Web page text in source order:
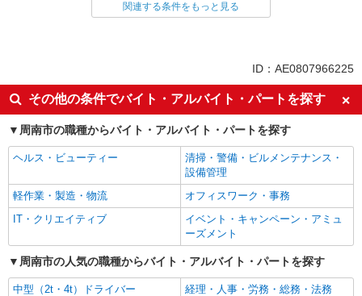
英語が活かせる
ボーナス・賞与あり
日払い
車通勤OK
交通費支給
社会保険あり
社員登用あり
関連する条件をもっと見る
ID：AE0807966225
その他の条件でバイト・アルバイト・パートを探す
周南市の職種からバイト・アルバイト・パートを探す
ヘルス・ビューティー
清掃・警備・ビルメンテナンス・
設備管理
軽作業・製造・物流
オフィスワーク・事務
IT・クリエイティブ
イベント・キャンペーン・アミュ
ーズメント
周南市の人気の職種からバイト・アルバイト・パートを探す
中型（2t・4t）ドライバー
経理・人事・労務・総務・法務